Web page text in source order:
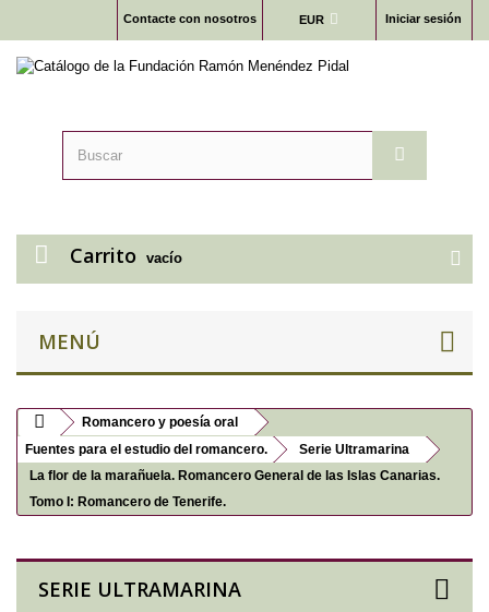
Iniciar sesión
EUR
Contacte con nosotros
Carrito vacío
MENÚ
Romancero y poesía oral
Fuentes para el estudio del romancero.
Serie Ultramarina
La flor de la marañuela. Romancero General de las Islas Canarias.
Tomo I: Romancero de Tenerife.
SERIE ULTRAMARINA